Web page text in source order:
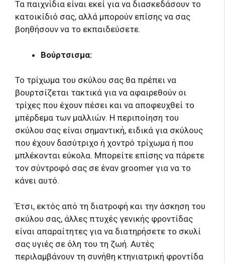
Τα παιχνίδια είναι εκεί για να διασκεδάσουν το
κατοικίδιό σας, αλλά μπορούν επίσης να σας
βοηθήσουν να το εκπαιδεύσετε.
Βούρτσισμα:
Το τρίχωμα του σκύλου σας θα πρέπει να
βουρτσίζεται τακτικά για να αφαιρεθούν οι
τρίχες που έχουν πέσει και να αποφευχθεί το
μπέρδεμα των μαλλιών. Η περιποίηση του
σκύλου σας είναι σημαντική, ειδικά για σκύλους
που έχουν δασύτριχο ή χοντρό τρίχωμα ή που
μπλέκονται εύκολα. Μπορείτε επίσης να πάρετε
τον σύντροφό σας σε έναν groomer για να το
κάνει αυτό.
Έτσι, εκτός από τη διατροφή και την άσκηση του
σκύλου σας, άλλες πτυχές γενικής φροντίδας
είναι απαραίτητες για να διατηρήσετε το σκυλί
σας υγιές σε όλη του τη ζωή. Αυτές
περιλαμβάνουν τη συνήθη κτηνιατρική φροντίδα